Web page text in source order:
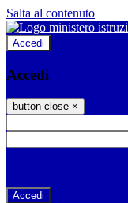
Salta al contenuto
Accedi
Accedi
button close ×